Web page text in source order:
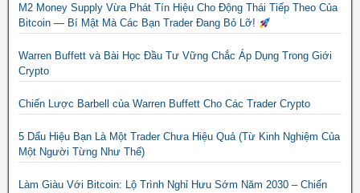
M2 Money Supply Vừa Phát Tín Hiệu Cho Động Thái Tiếp Theo Của
Bitcoin — Bí Mật Mà Các Bạn Trader Đang Bỏ Lỡ!
Warren Buffett và Bài Học Đầu Tư Vững Chắc Áp Dụng Trong Giới
Crypto
Chiến Lược Barbell của Warren Buffett Cho Các Trader Crypto
5 Dấu Hiệu Bạn Là Một Trader Chưa Hiệu Quả (Từ Kinh Nghiệm Của
Một Người Từng Như Thế)
Làm Giàu Với Bitcoin: Lộ Trình Nghỉ Hưu Sớm Năm 2030 – Chiến